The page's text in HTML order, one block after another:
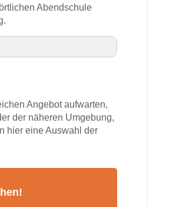
Abendschule
Angebot aufwarten,
der näheren Umgebung,
hier eine Auswahl der